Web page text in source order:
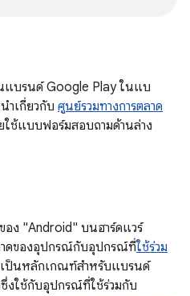
แบรนด์ Google Play ในแบ
ำเกี่ยวกับ ศูนย์รวมทางการตลาด
ใช้แบบฟอร์มสอบถามด้านล่าง
อง "Android" บนฮาร์ดแวร์
าดของอุปกรณ์กับอุปกรณ์ที่ใช้ร่วม
เป็นหลักเกณฑ์สำหรับแบรนด์
งใช้กับอุปกรณ์ที่ใช้ร่วมกับ